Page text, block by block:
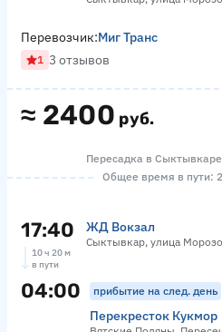
≈ 2400 руб.
Перевозчик:Миг Транс
1 3 отзывов
Пересадка в
Общее время в пути:
17:40 ЖД Вокзал
Сыктывкар, улица
10 ч 20 м
в пути
04:00 прибытие на след. день
Перекресток Кукмор